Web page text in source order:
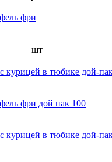
фри
шт
курицей в тюбике дой-
фри дой пак 100
курицей в тюбике дой-